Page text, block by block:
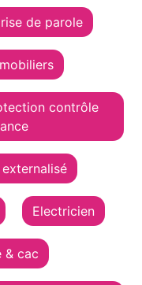
de parole
contrôle
Electricien
& cac